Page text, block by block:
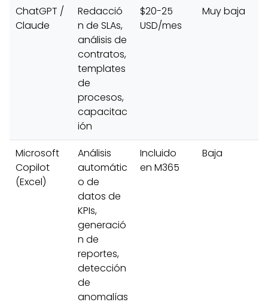
ChatGPT /
Claude
Redacció
n de SLAs,
análisis de
contratos,
templates
de
procesos,
capacitac
ión
$20-25
USD/mes
Muy baja
Microsoft
Copilot
(Excel)
Análisis
automátic
o de
datos de
KPIs,
generació
n de
reportes,
detección
de
anomalías
Incluido
en M365
Baja